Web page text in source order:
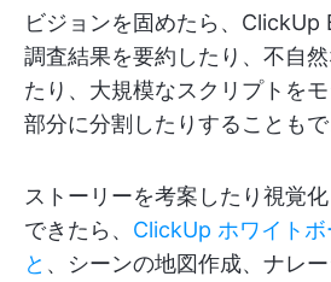
ビジョンを固めたら、ClickUp
調査結果を要約したり、不自
たり、大規模なスクリプトを
部分に分割したりすることもで
ストーリーを考案したり視覚
できたら、 ClickUp ホワイト
と 、シーンの地図作成、ナレ